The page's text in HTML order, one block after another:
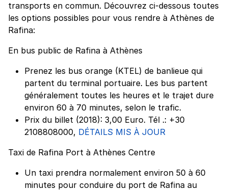
transports en commun. Découvrez ci-dessous toutes
les options possibles pour vous rendre à Athènes de
Rafina:
En bus public de Rafina à Athènes
Prenez les bus orange (KTEL) de banlieue qui
partent du terminal portuaire. Les bus partent
généralement toutes les heures et le trajet dure
environ 60 à 70 minutes, selon le trafic.
Prix du billet (2018): 3,00 Euro. Tél .: +30
2108808000, DÉTAILS MIS À JOUR
Taxi de Rafina Port à Athènes Centre
Un taxi prendra normalement environ 50 à 60
minutes pour conduire du port de Rafina au